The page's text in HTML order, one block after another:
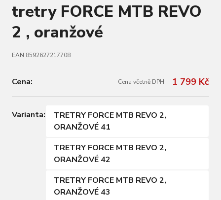
tretry FORCE MTB REVO
2 , oranžové
EAN 8592627217708
Cena: Cena včetně DPH 1 799 Kč
Varianta:
TRETRY FORCE MTB REVO 2,
ORANŽOVÉ 41
TRETRY FORCE MTB REVO 2,
ORANŽOVÉ 42
TRETRY FORCE MTB REVO 2,
ORANŽOVÉ 43